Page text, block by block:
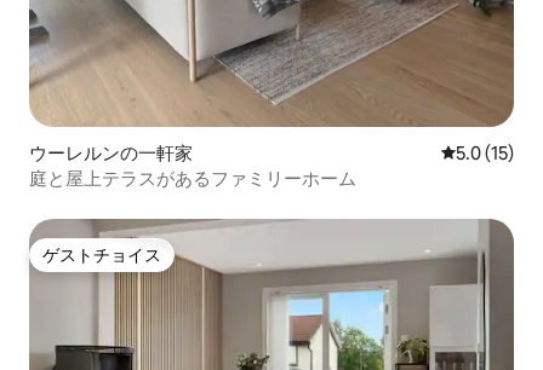
ウーレルンの一軒家 レビュー15
5.0 (15)
庭と屋上テラスがあるファミリーホーム
ゲストチョイス
ゲストチョイス